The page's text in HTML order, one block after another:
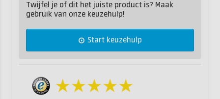
Twijfel je of dit het juiste product is? Maak
gebruik van onze keuzehulp!
Start keuzehulp